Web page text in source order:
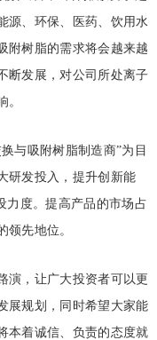
源、环保、医药、饮用水
附树脂的需求将会越来越
断发展，对公司所处离子
。
与吸附树脂制造商”为目
研发投入，提升创新能
力度。提高产品的市场占
领先地位。
，让广大投资者可以更
展规划，同时希望大家能
本着诚信、负责的态度就